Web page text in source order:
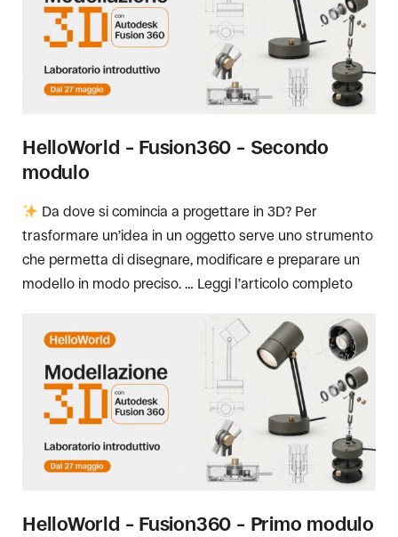
HelloWorld – Fusion360 – Secondo
modulo
Da dove si comincia a progettare in 3D? Per
trasformare un’idea in un oggetto serve uno strumento
che permetta di disegnare, modificare e preparare un
modello in modo preciso. … Leggi l’articolo completo
HelloWorld – Fusion360 – Primo modulo